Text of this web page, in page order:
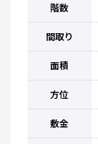
階数
間取り
面積
方位
敷金